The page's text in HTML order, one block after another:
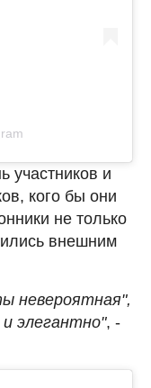
участников и
кого бы они
не только
внешним
невероятная",
элегантно", -